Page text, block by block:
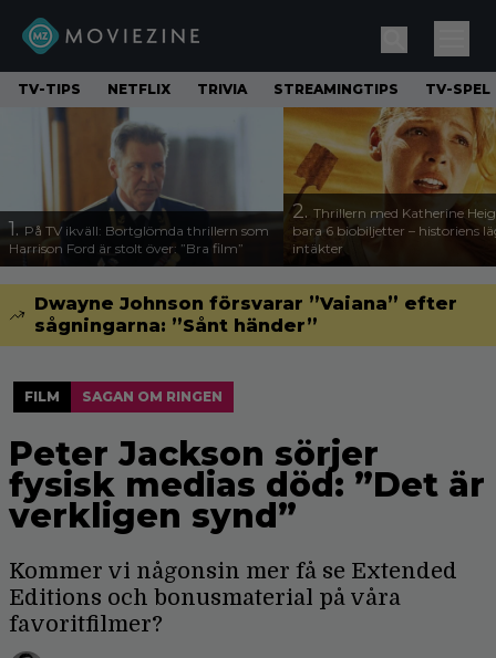
TV-TIPS NETFLIX TRIVIA STREAMINGTIPS TV-SPEL
1. På TV ikväll: Bortglömda thrillern som
Harrison Ford är stolt över: ”Bra film”
2. Thrillern med Katherine
bara 6 biobiljetter – historiens
intäkter
Dwayne Johnson försvarar ”Vaiana” efter
sågningarna: ”Sånt händer”
FILM SAGAN OM RINGEN
Peter Jackson sörjer
fysisk medias död: ”Det är
verkligen synd”
Kommer vi någonsin mer få se Extended
Editions och bonusmaterial på våra
favoritfilmer?